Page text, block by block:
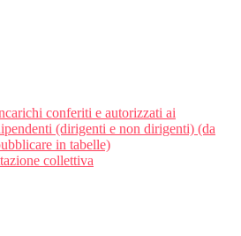
conferiti e autorizzati ai
(dirigenti e non dirigenti) (da
in tabelle)
collettiva